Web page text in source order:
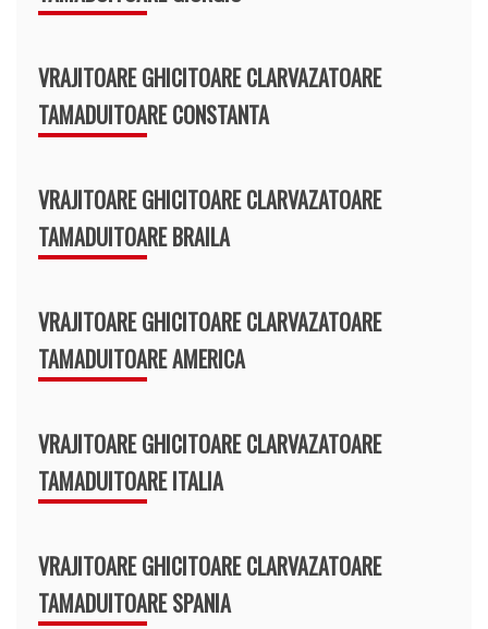
VRAJITOARE GHICITOARE CLARVAZATOARE
TAMADUITOARE CONSTANTA
VRAJITOARE GHICITOARE CLARVAZATOARE
TAMADUITOARE BRAILA
VRAJITOARE GHICITOARE CLARVAZATOARE
TAMADUITOARE AMERICA
VRAJITOARE GHICITOARE CLARVAZATOARE
TAMADUITOARE ITALIA
VRAJITOARE GHICITOARE CLARVAZATOARE
TAMADUITOARE SPANIA